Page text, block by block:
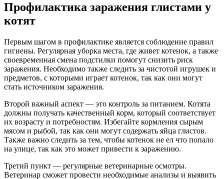
Профилактика заражения глистами у
котят
Первым шагом в профилактике является соблюдение правил
гигиены. Регулярная уборка места, где живет котенок, а также
своевременная смена подстилки помогут снизить риск
заражения. Необходимо также следить за чистотой игрушек и
предметов, с которыми играет котенок, так как они могут
стать источником заражения.
Второй важный аспект — это контроль за питанием. Котята
должны получать качественный корм, который соответствует
их возрасту и потребностям. Избегайте кормления сырым
мясом и рыбой, так как они могут содержать яйца глистов.
Также важно следить за тем, чтобы котенок не ел что попало
на улице, так как это может привести к заражению.
Третий пункт — регулярные ветеринарные осмотры.
Ветеринар сможет провести необходимые анализы и выявить